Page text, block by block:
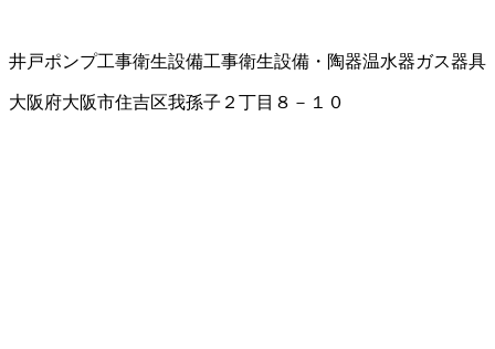
井戸ポンプ工事衛生設備工事衛生設備・陶器温水器ガス器具
大阪府大阪市住吉区我孫子２丁目８－１０